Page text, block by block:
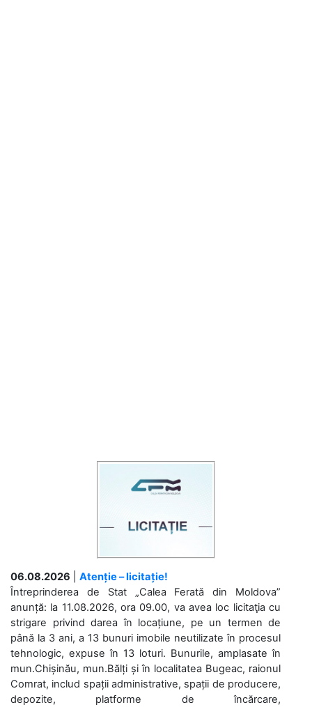
06.08.2026
Atenție – licitație!
Întreprinderea de Stat „Calea Ferată din Moldova”
anunță: la 11.08.2026, ora 09.00, va avea loc licitaţia cu
strigare privind darea în locațiune, pe un termen de
până la 3 ani, a 13 bunuri imobile neutilizate în procesul
tehnologic, expuse în 13 loturi. Bunurile, amplasate în
mun.Chișinău, mun.Bălți și în localitatea Bugeac, raionul
Comrat, includ spații administrative, spații de producere,
depozite, platforme de încărcare,